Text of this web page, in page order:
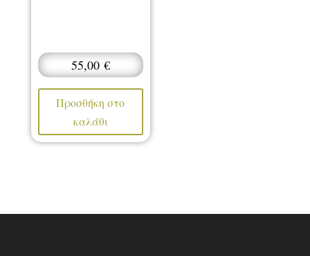
55,00 €
Προσθήκη στο
καλάθι